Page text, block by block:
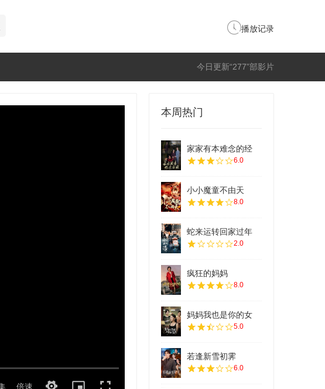
播放记录
今日更新“277”部影片
本周热门
家家有本难念的经
6.0
小小魔童不由天
8.0
蛇来运转回家过年
2.0
疯狂的妈妈
8.0
妈妈我也是你的女
5.0
若逢新雪初霁
6.0